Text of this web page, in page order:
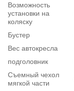
Возможность
установки на
коляску
Бустер
Вес автокресла
подголовник
Съемный чехол
мягкой части